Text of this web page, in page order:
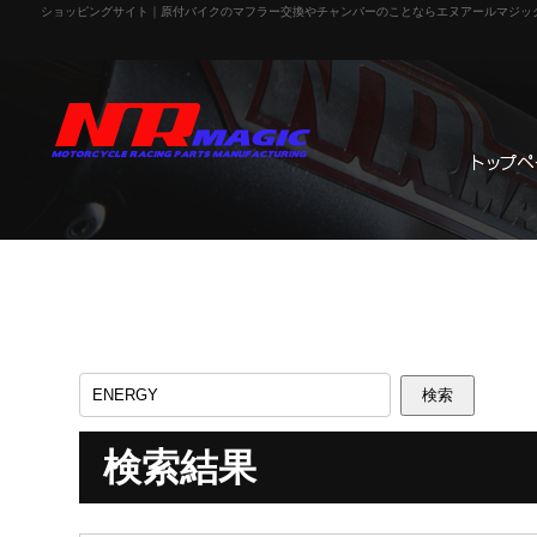
ショッピングサイト｜原付バイクのマフラー交換やチャンバーのことならエヌアールマジッ
検索結果